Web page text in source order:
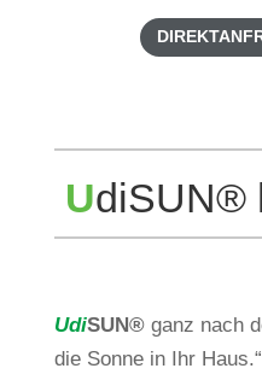
UdiSUN®
UdiSUN®ganz nach
die Sonne in Ihr